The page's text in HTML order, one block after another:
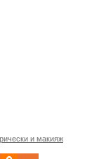
и макияж